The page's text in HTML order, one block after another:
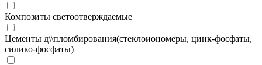
Композиты светоотверждаемые
Цементы д\\пломбирования(стеклоиономеры, цинк-фосфаты,
силико-фосфаты)